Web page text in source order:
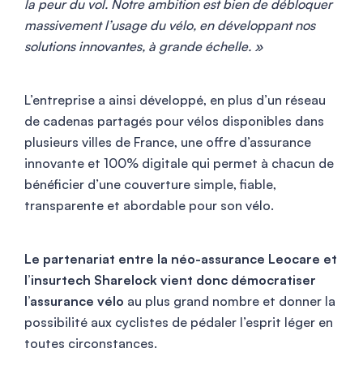
la peur du vol. Notre ambition est bien de débloquer
massivement l’usage du vélo, en développant nos
solutions innovantes, à grande échelle. »
L’entreprise a ainsi développé, en plus d’un réseau
de cadenas partagés pour vélos disponibles dans
plusieurs villes de France, une offre d’assurance
innovante et 100% digitale qui permet à chacun de
bénéficier d’une couverture simple, fiable,
transparente et abordable pour son vélo.
Le partenariat entre la néo-assurance Leocare et
l’insurtech Sharelock vient donc démocratiser
l’assurance vélo au plus grand nombre et donner la
possibilité aux cyclistes de pédaler l’esprit léger en
toutes circonstances.